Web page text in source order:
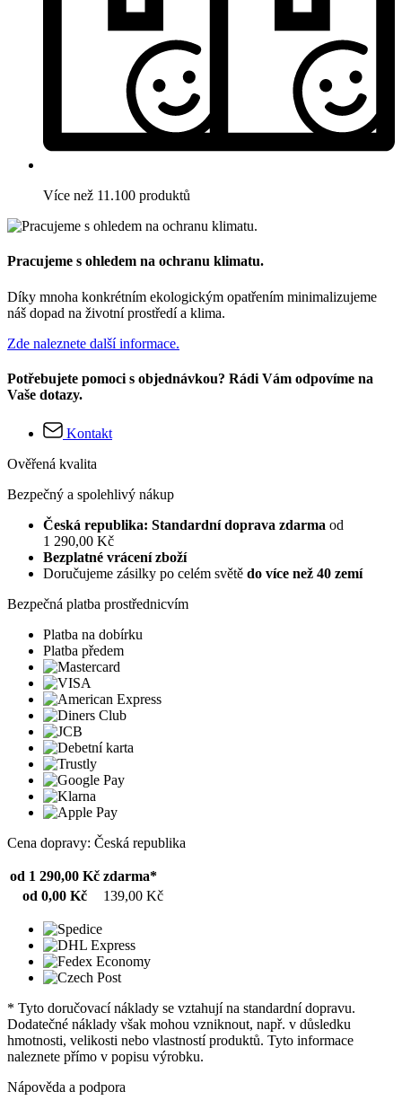
Více než 11.100 produktů
Pracujeme s ohledem na ochranu klimatu.
Díky mnoha konkrétním ekologickým opatřením minimalizujeme
náš dopad na životní prostředí a klima.
Zde naleznete další informace.
Potřebujete pomoci s objednávkou? Rádi Vám odpovíme na
Vaše dotazy.
Kontakt
Ověřená kvalita
Bezpečný a spolehlivý nákup
Česká republika: Standardní doprava zdarma od
1 290,00 Kč
Bezplatné vrácení zboží
Doručujeme zásilky po celém světě do více než 40 zemí
Bezpečná platba prostřednicvím
Platba na dobírku
Platba předem
Cena dopravy: Česká republika
od 1 290,00 Kč zdarma*
od 0,00 Kč
139,00 Kč
* Tyto doručovací náklady se vztahují na standardní dopravu.
Dodatečné náklady však mohou vzniknout, např. v důsledku
hmotnosti, velikosti nebo vlastností produktů. Tyto informace
naleznete přímo v popisu výrobku.
Nápověda a podpora